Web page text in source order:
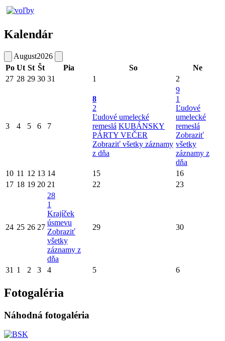
Kalendár
August2026
Po Ut St Št Pia So
Ne
27 28 29 30 31 1 2
3 4 5 6 7
8
2
Ľudové umelecké
remeslá KUBÁNSKY
PÁRTY VEČER
Zobraziť všetky záznamy
z dňa
9
1
Ľudové
umelecké
remeslá
Zobraziť
všetky
záznamy z
dňa
10 11 12 13 14 15
16
17 18 19 20 21 22 23
24 25 26 27
28
1
Krajíček
úsmevu
Zobraziť
všetky
záznamy z
dňa
29 30
31 1 2 3 4 5 6
Fotogaléria
Náhodná fotogaléria